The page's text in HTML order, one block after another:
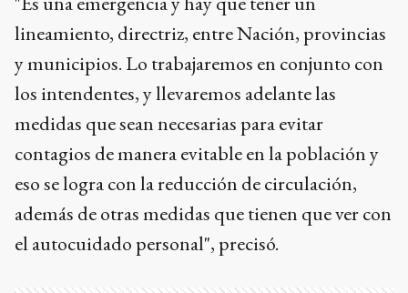
lineamiento, directriz, entre Nación, provincias
y municipios. Lo trabajaremos en conjunto con
los intendentes, y llevaremos adelante las
medidas que sean necesarias para evitar
contagios de manera evitable en la población y
eso se logra con la reducción de circulación,
además de otras medidas que tienen que ver con
el autocuidado personal", precisó.